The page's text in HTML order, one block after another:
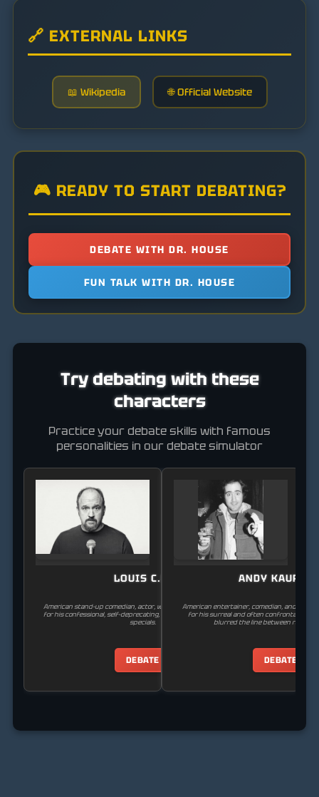
🔗 EXTERNAL LINKS
📖 Wikipedia 🌐 Official Website
🎮 READY TO START DEBATING?
DEBATE WITH DR. HOUSE
FUN TALK WITH DR. HOUSE
Try debating with these
characters
Practice your debate skills with famous
personalities in our debate simulator
LOUIS C.K.
American stand-up comedian, actor, writer, and director, known
for his confessional, self-deprecating, and provocative stand-up
specials.
DEBATE
ANDY
American entertainer, comedian, and
for his surreal and often confrontational
blurred the line between reality
DEBATE